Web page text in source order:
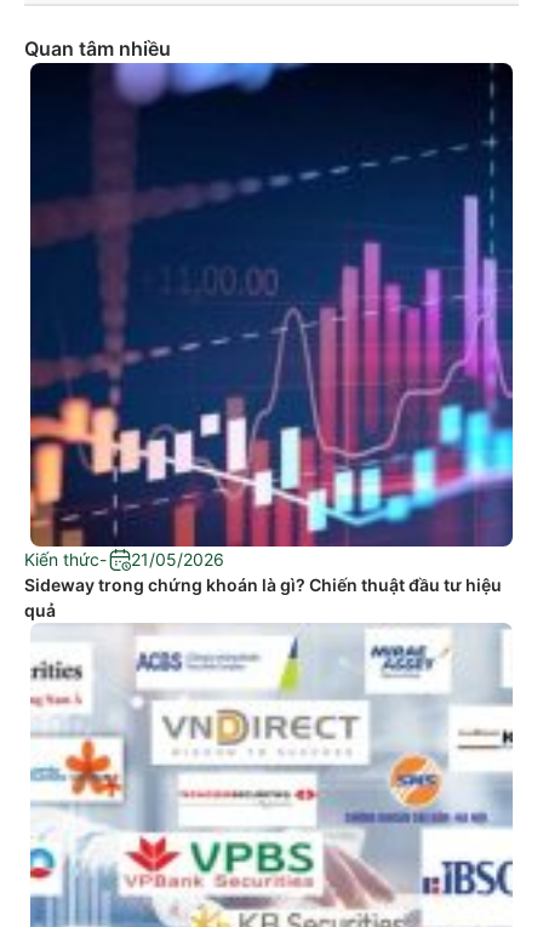
Quan tâm nhiều
Kiến thức-
21/05/2026
Sideway trong chứng khoán là gì? Chiến thuật đầu tư hiệu
quả